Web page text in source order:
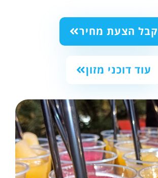
קבל הצעת מחיר
עוד דוכני מזון